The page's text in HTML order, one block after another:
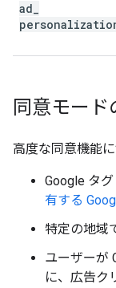
ad
同意モー
高度な同意機能
Google タグ
有する
特定の地域
ユーザーが
に、広告ク